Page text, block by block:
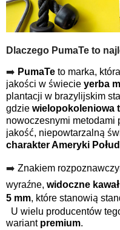
Dlaczego PumaTe to
➡️ PumaTe to marka,
jakości w świecie yerba
plantacji w brazylijskim
gdzie wielopokoleniowa
nowoczesnymi metodami
jakość, niepowtarzalną
charakter Ameryki
➡️ Znakiem
wyraźne, widoczne
5 mm, które stanowią
U wielu producentów
wariant premium.